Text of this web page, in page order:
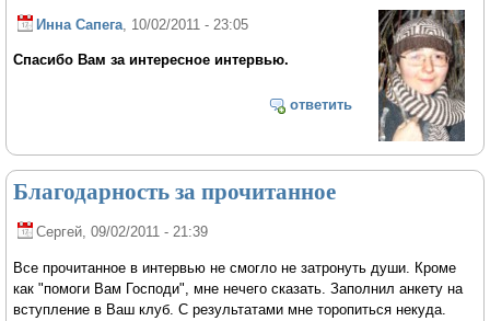
Инна Сапега , 10/02/2011 - 23:05
Спасибо Вам за интересное интервью.
ответить
Благодарность за прочитанное
Сергей, 09/02/2011 - 21:39
Все прочитанное в интервью не смогло не затронуть души. Кроме
как "помоги Вам Господи", мне нечего сказать. Заполнил анкету на
вступление в Ваш клуб. С результатами мне торопиться некуда.